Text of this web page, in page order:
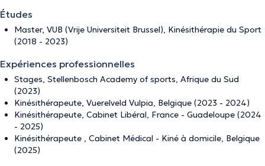
Études
Master, VUB (Vrije Universiteit Brussel), Kinésithérapie du Sport
(2018 - 2023)
Expériences professionnelles
Stages, Stellenbosch Academy of sports, Afrique du Sud
(2023)
Kinésithérapeute, Vuerelveld Vulpia, Belgique (2023 - 2024)
Kinésithérapeute, Cabinet Libéral, France - Guadeloupe (2024
- 2025)
Kinésithérapeute , Cabinet Médical - Kiné à domicile, Belgique
(2025)